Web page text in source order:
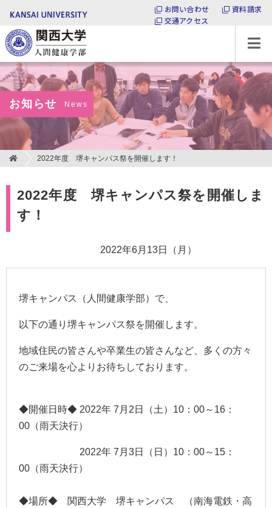
お問い合わせ
資料請求
交通アクセス
お知らせ News
2022年度 堺キャンパス祭を開催します！
2022年度 堺キャンパス祭を開催しま
す！
2022年6月13日（月）
堺キャンパス（人間健康学部）で、
以下の通り堺キャンパス祭を開催します。
地域住民の皆さんや卒業生の皆さんなど、多くの方々
のご来場を心よりお待ちしております。
◆開催日時◆ 2022年 7月2日（土）10：00～16：
00（雨天決行）
2022年 7月3日（日）10：00～15：
00（雨天決行）
◆場所◆ 関西大学 堺キャンパス （南海電鉄・高